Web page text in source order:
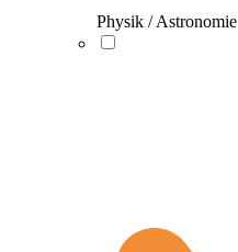
Physik / Astronomie